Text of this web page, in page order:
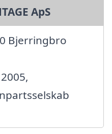
ApS
Bjerringbro